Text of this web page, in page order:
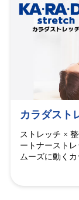
カラダスト
ストレッチ ×
ートナースト
ムーズに動くカ